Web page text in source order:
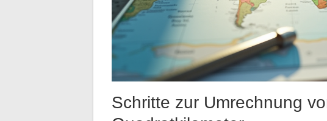
Schritte zur Umrechnung